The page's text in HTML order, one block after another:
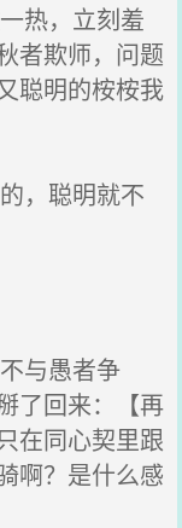
热，立刻羞
者欺师，问题
聪明的桉桉我
，聪明就不
与愚者争
了回来：【再
在同心契里跟
啊？是什么感